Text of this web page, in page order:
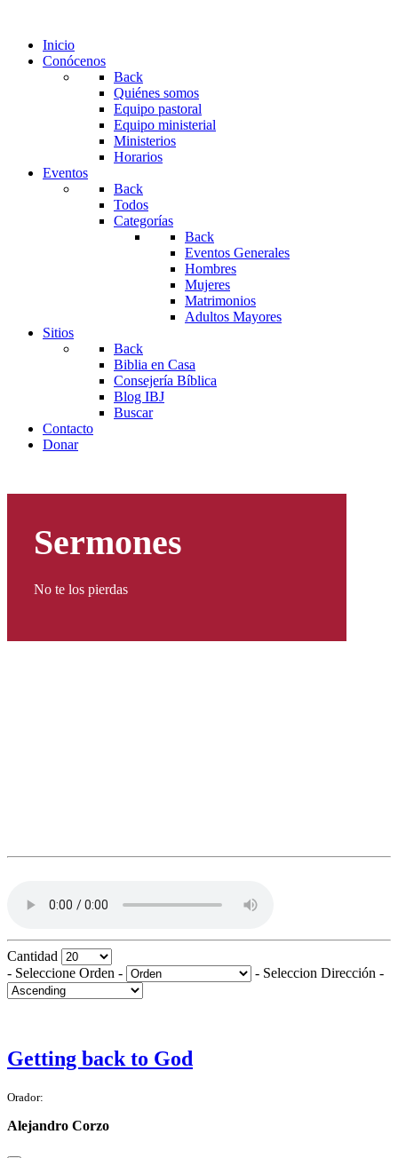
Inicio
Conócenos
Back
Quiénes somos
Equipo pastoral
Equipo ministerial
Ministerios
Horarios
Eventos
Back
Todos
Categorías
Back
Eventos Generales
Hombres
Mujeres
Matrimonios
Adultos Mayores
Sitios
Back
Biblia en Casa
Consejería Bíblica
Blog IBJ
Buscar
Contacto
Donar
Sermones
No te los pierdas
Cantidad
- Seleccione Orden -
- Seleccion Dirección -
Getting back to God
Orador:
Alejandro Corzo